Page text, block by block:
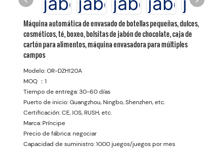
Máquina automática de envasado de botellas pequeñas, dulces,
cosméticos, té, boxeo, bolsitas de jabón de chocolate, caja de
cartón para alimentos, máquina envasadora para múltiples
campos
Modelo: OR-DZH120A
MOQ ：1
Tiempo de entrega: 30-60 días
Puerto de inicio: Guangzhou, Ningbo, Shenzhen, etc.
Certificación: CE, IOS, RUSH, etc.
Marca: Príncipe
Precio de fábrica: negociar
Capacidad de suministro: 1000 juegos/juegos por mes